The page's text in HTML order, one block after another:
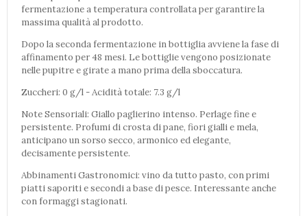
fermentazione a temperatura controllata per garantire la
massima qualità al prodotto.
Dopo la seconda fermentazione in bottiglia avviene la fase di
affinamento per 48 mesi. Le bottiglie vengono posizionate
nelle pupitre e girate a mano prima della sboccatura.
Zuccheri: 0 g/l - Acidità totale: 7.3 g/l
Note Sensoriali: Giallo paglierino intenso. Perlage fine e
persistente. Profumi di crosta di pane, fiori gialli e mela,
anticipano un sorso secco, armonico ed elegante,
decisamente persistente.
Abbinamenti Gastronomici: vino da tutto pasto, con primi
piatti saporiti e secondi a base di pesce. Interessante anche
con formaggi stagionati.